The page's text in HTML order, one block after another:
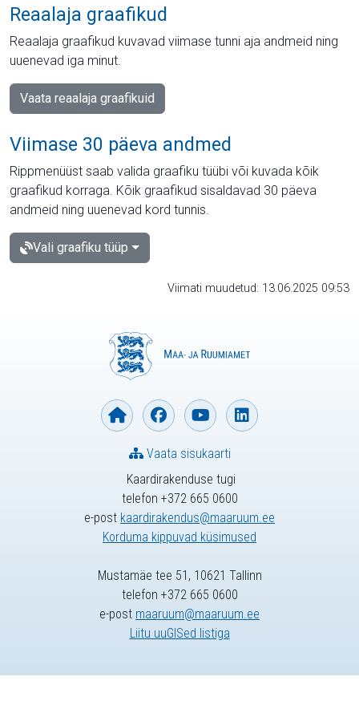
Reaalaja graafikud
Reaalaja graafikud kuvavad viimase tunni aja andmeid ning
uuenevad iga minut.
Vaata reaalaja graafikuid
Viimase 30 päeva andmed
Rippmenüüst saab valida graafiku tüübi või kuvada kõik
graafikud korraga. Kõik graafikud sisaldavad 30 päeva
andmeid ning uuenevad kord tunnis.
Vali graafiku tüüp
Viimati muudetud: 13.06.2025 09:53
Kaardirakenduse tugi
telefon +372 665 0600
e-post kaardirakendus@maaruum.ee
Korduma kippuvad küsimused
Vaata sisukaarti
Mustamäe tee 51, 10621 Tallinn
telefon +372 665 0600
e-post maaruum@maaruum.ee
Liitu uuGISed listiga